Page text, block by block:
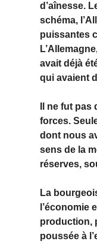
d’aînesse.
schéma,
puissantes
avait déjà
qui avaient
Il ne fut
forces.
dont nous
sens de la
réserves,
La
l’économie
production,
poussée à